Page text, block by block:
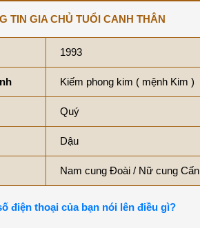
TIN GIA CHỦ TUỔI CANH THÂN
1993
Kiếm phong kim ( mệnh Kim )
Quý
Dậu
Nam cung Đoài / Nữ cung Cấn
điện thoại của bạn nói lên điều gì?